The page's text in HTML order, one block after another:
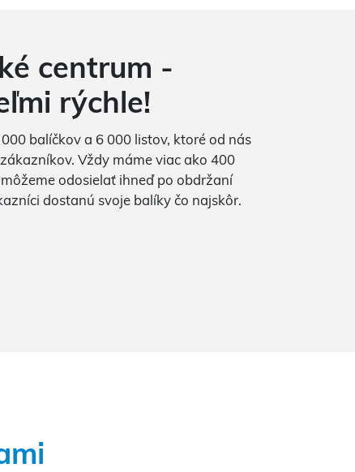
centrum -
rýchle!
balíčkov a 6 000 listov, ktoré od nás
Vždy máme viac ako 400
odosielať ihneď po obdržaní
dostanú svoje balíky čo najskôr.